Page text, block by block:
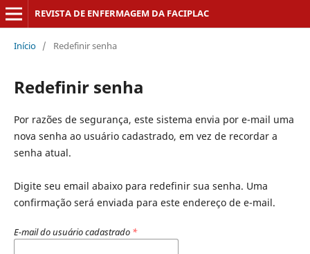
REVISTA DE ENFERMAGEM DA FACIPLAC
Início / Redefinir senha
Redefinir senha
Por razões de segurança, este sistema envia por e-mail uma
nova senha ao usuário cadastrado, em vez de recordar a
senha atual.
Digite seu email abaixo para redefinir sua senha. Uma
confirmação será enviada para este endereço de e-mail.
E-mail do usuário cadastrado *